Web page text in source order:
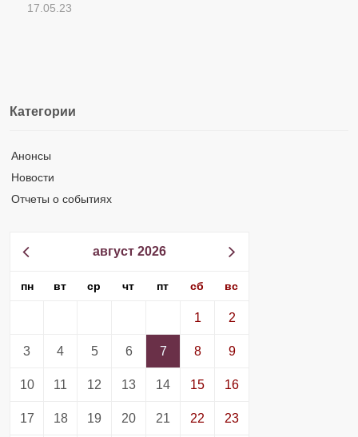
17.05.23
Категории
Анонсы
Новости
Отчеты о событиях
август 2026
пн вт ср чт пт сб вс
1 2
3 4 5 6 7 8 9
10 11 12 13 14 15 16
17 18 19 20 21 22 23